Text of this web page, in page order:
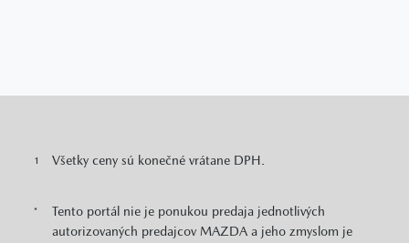
1 Všetky ceny sú konečné vrátane DPH.
*
Tento portál nie je ponukou predaja jednotlivých
autorizovaných predajcov MAZDA a jeho zmyslom je